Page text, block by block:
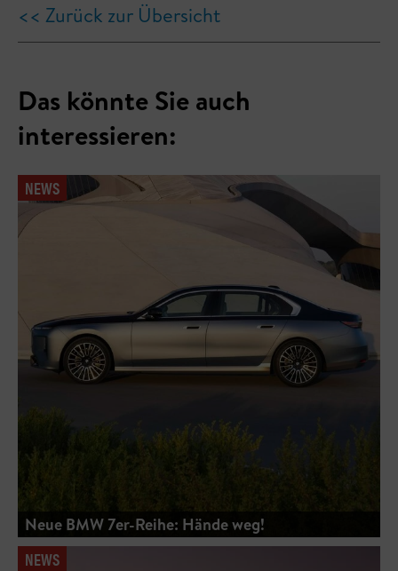
<< Zurück zur Übersicht
Das könnte Sie auch
interessieren:
NEWS
Neue BMW 7er-Reihe: Hände weg!
NEWS